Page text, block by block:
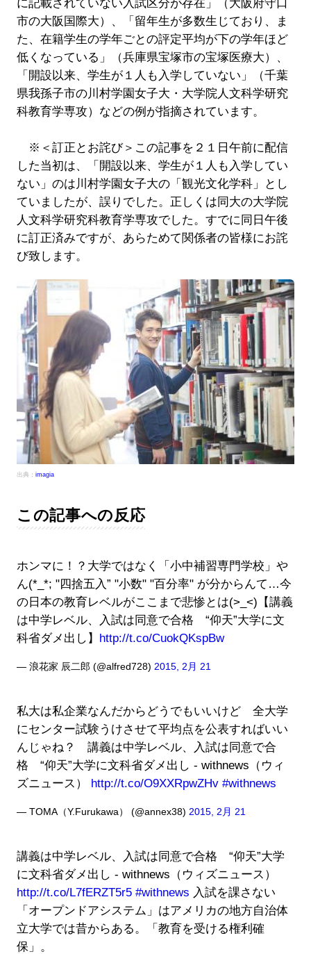
に記載されていない入試区分が存在」（大阪府守口
市の大阪国際大）、「留年生が多数生じており、ま
た、在籍学生の学年ごとの評定平均が下の学年ほど
低くなっている」（兵庫県宝塚市の宝塚医療大）、
「開設以来、学生が１人も入学していない」（千葉
県我孫子市の川村学園女子大・大学院人文科学研究
科教育学専攻）などの例が指摘されています。
※＜訂正とお詫び＞この記事を２１日午前に配信
した当初は、「開設以来、学生が１人も入学してい
ない」のは川村学園女子大の「観光文化学科」とし
ていましたが、誤りでした。正しくは同大の大学院
人文科学研究科教育学専攻でした。すでに同日午後
に訂正済みですが、あらためて関係者の皆様にお詫
び致します。
出典： imagia
この記事への反応
ホンマに！？大学ではなく「小中補習専門学校」や
ん(*_*; "四捨五入” "小数" "百分率" が分からんて…今
の日本の教育レベルがここまで悲惨とは(>_<)【講義
は中学レベル、入試は同意で合格 “仰天”大学に文
科省ダメ出し】 http://t.co/CuokQKspBw
— 浪花家 辰二郎 (@alfred728) 2015, 2月 21
私大は私企業なんだからどうでもいいけど 全大学
にセンター試験うけさせて平均点を公表すればいい
んじゃね？ 講義は中学レベル、入試は同意で合
格 “仰天”大学に文科省ダメ出し - withnews（ウィ
ズニュース） http://t.co/O9XXRpwZHv #withnews
— TOMA（Y.Furukawa） (@annex38) 2015, 2月 21
講義は中学レベル、入試は同意で合格 “仰天”大学
に文科省ダメ出し - withnews（ウィズニュース）
http://t.co/L7fERZT5r5 #withnews 入試を課さない
「オープンドアシステム」はアメリカの地方自治体
立大学では昔からある。「教育を受ける権利確
保」。